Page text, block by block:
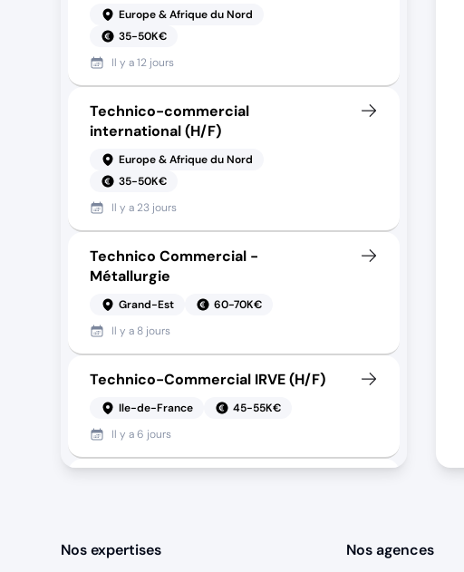
Europe & Afrique du Nord
35-50K€
Il y a12 jours
Technico-commercial
international (H/F)
Europe & Afrique du Nord
35-50K€
Il y a 23 jours
Technico Commercial -
Métallurgie
Grand-Est
60-70K€
Il y a 8 jours
Technico-Commercial IRVE (H/F)
Ile-de-France
45-55K€
Il y a6 jours
Nos expertises
Nos agences